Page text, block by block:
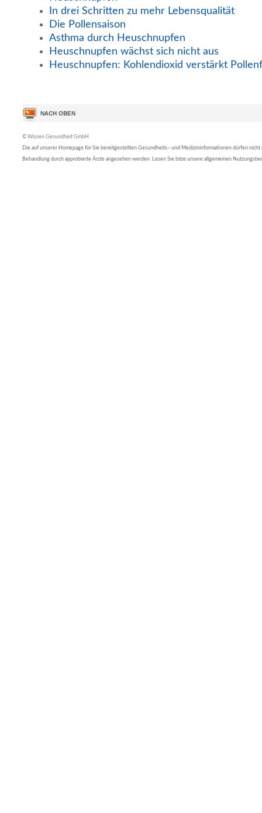
In drei Schritten zu mehr Lebensqualität
Die Pollensaison
Asthma durch Heuschnupfen
Heuschnupfen wächst sich nicht aus
Heuschnupfen: Kohlendioxid verstärkt
© Wissen Gesundheit GmbH
Die auf unserer Homepage für Sie bereitgestellten Gesundheits– und Medizininformationen dürfen nicht
Behandlung durch approbierte Ärzte angesehen werden. Lesen Sie bitte unsere allgemeinen